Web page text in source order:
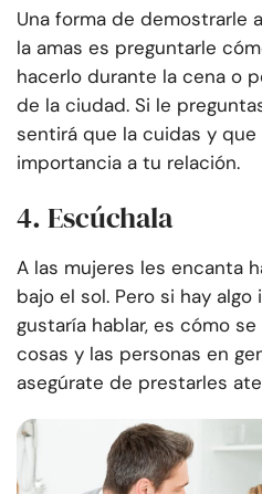
Una forma de demostrarle
la amas es preguntarle
hacerlo durante la cena o
de la ciudad. Si le
sentirá que la cuidas y que
importancia a tu relación.
4. Escúchala
A las mujeres les encanta
bajo el sol. Pero si hay
gustaría hablar, es cómo
cosas y las personas en
asegúrate de prestarles